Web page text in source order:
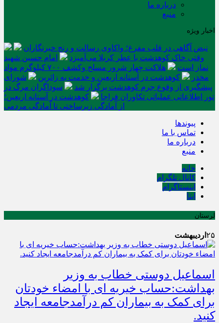
درباره ما
منبع
اخبار ویژه
نبض آگاهی در قلب مفرغ؛ واکاوی رسالت و رنج خبرنگاران
وقتی خاک کوهدشت با عطر کربلا می‌آمیزد
امام حسین شهید
نماز است
هلاکت چهار شرور مسلح وکشف ۷۰۰ کیلوگرم مواد
مخدر
کوهدشت در آستانه اربعین و خدمت‌ به زائرین
شورای
پیشگیری از وقوع جرم کوهدشت برگزار شد
سوداگران مرگ در
تور اطلاعاتی عملیاتی تکاوران فراجا
کوهدشت در آستانه اربعین؛
از آمادگی زیرساختی تا آمادگی مردمی
پیوندها
تماس با ما
درباره ما
منبع
خانه
کانال تلگرام
اینستاگرام
ایتا
لرستان
۲۵ اردیبهشت
اسماعیل دوستی خطاب به وزیر
بهداشت:حساب خیریه ای با امضاء خودتان
برای کمک به بیماران کم درآمدجامعه ایجاد
کنید.